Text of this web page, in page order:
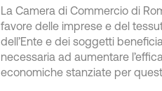
La Camera di Commercio di
favore delle imprese e del
dell’Ente e dei soggetti
necessaria ad aumentare
economiche stanziate per